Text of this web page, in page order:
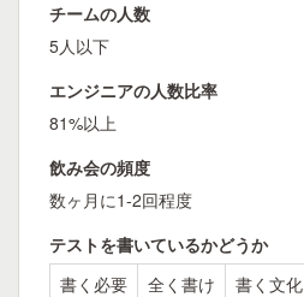
チームの人数
5人以下
エンジニアの人数比率
81%以上
飲み会の頻度
数ヶ月に1-2回程度
テストを書いているかどうか
書く必要
全く書け
書く文化